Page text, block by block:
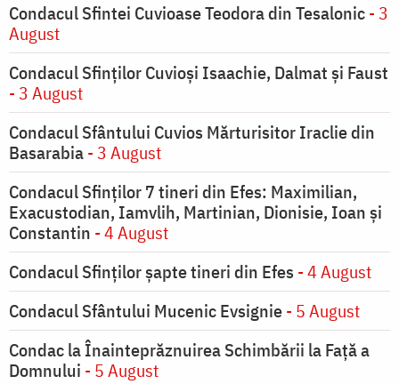
Condacul Sfintei Cuvioase Teodora din Tesalonic- 3
August
Condacul Sfinţilor Cuvioşi Isaachie, Dalmat şi Faust
- 3 August
Condacul Sfântului Cuvios Mărturisitor Iraclie din
Basarabia- 3 August
Condacul Sfinţilor 7 tineri din Efes: Maximilian,
Exacustodian, Iamvlih, Martinian, Dionisie, Ioan şi
Constantin - 4 August
Condacul Sfinţilor şapte tineri din Efes - 4 August
Condacul Sfântului Mucenic Evsignie- 5 August
Condac la Înainteprăznuirea Schimbării la Faţă a
Domnului - 5 August